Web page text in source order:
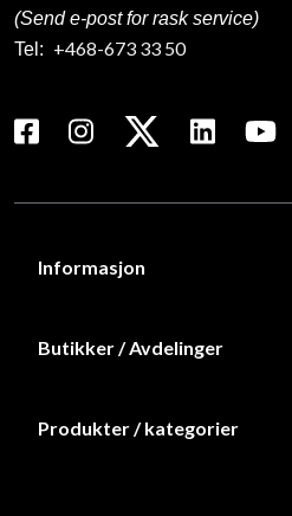
(Send e-post for rask service)
Tel: +468-673 33 50
Informasjon
Butikker / Avdelinger
Produkter / kategorier